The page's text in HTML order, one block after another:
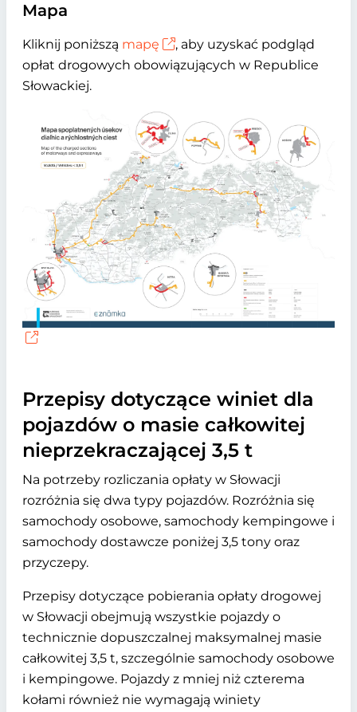
Mapa
Kliknij poniższą mapę
, aby uzyskać podgląd
opłat drogowych obowiązujących w Republice
Słowackiej.
Przepisy dotyczące winiet dla
pojazdów o masie całkowitej
nieprzekraczającej 3,5 t
Na potrzeby rozliczania opłaty w Słowacji
rozróżnia się dwa typy pojazdów. Rozróżnia się
samochody osobowe, samochody kempingowe i
samochody dostawcze poniżej 3,5 tony oraz
przyczepy.
Przepisy dotyczące pobierania opłaty drogowej
w Słowacji obejmują wszystkie pojazdy o
technicznie dopuszczalnej maksymalnej masie
całkowitej 3,5 t, szczególnie samochody osobowe
i kempingowe. Pojazdy z mniej niż czterema
kołami również nie wymagają winiety